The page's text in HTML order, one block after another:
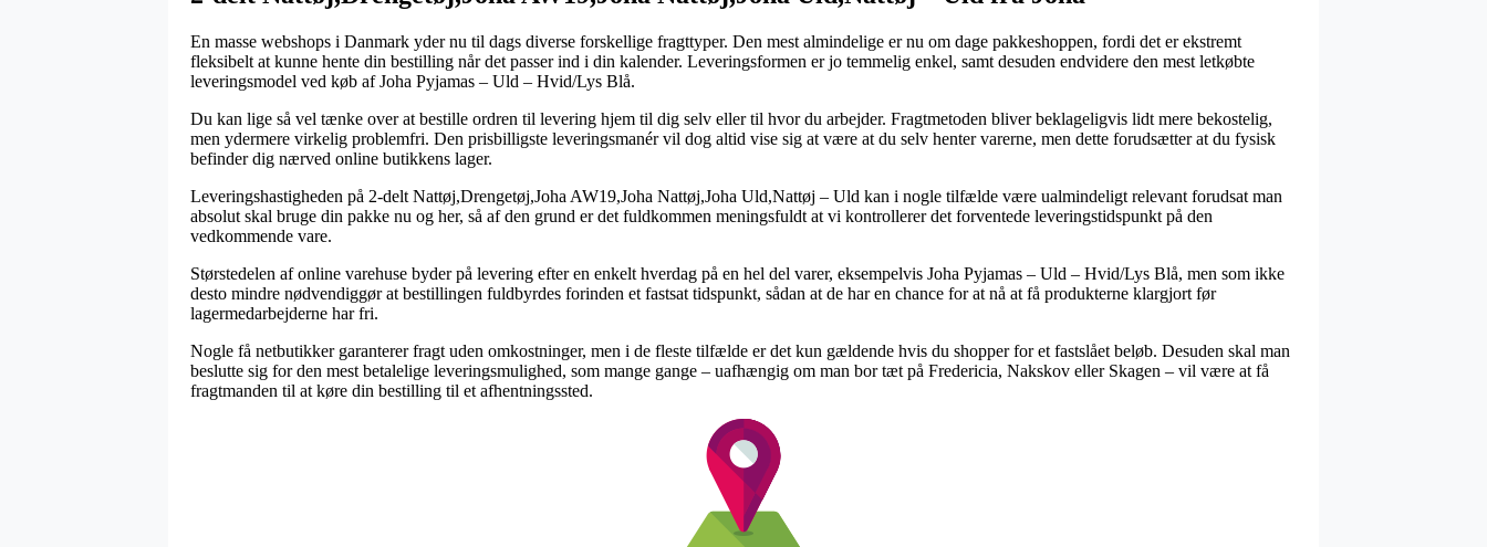
En masse webshops i Danmark yder nu til dags diverse forskellige fragttyper. Den mest almindelige er nu om dage pakkeshoppen, fordi det er ekstremt
fleksibelt at kunne hente din bestilling når det passer ind i din kalender. Leveringsformen er jo temmelig enkel, samt desuden endvidere den mest letkøbte
leveringsmodel ved køb af Joha Pyjamas – Uld – Hvid/Lys Blå.
Du kan lige så vel tænke over at bestille ordren til levering hjem til dig selv eller til hvor du arbejder. Fragtmetoden bliver beklageligvis lidt mere bekostelig,
men ydermere virkelig problemfri. Den prisbilligste leveringsmanér vil dog altid vise sig at være at du selv henter varerne, men dette forudsætter at du fysisk
befinder dig nærved online butikkens lager.
Leveringshastigheden på 2-delt Nattøj,Drengetøj,Joha AW19,Joha Nattøj,Joha Uld,Nattøj – Uld kan i nogle tilfælde være ualmindeligt relevant forudsat man
absolut skal bruge din pakke nu og her, så af den grund er det fuldkommen meningsfuldt at vi kontrollerer det forventede leveringstidspunkt på den
vedkommende vare.
Størstedelen af online varehuse byder på levering efter en enkelt hverdag på en hel del varer, eksempelvis Joha Pyjamas – Uld – Hvid/Lys Blå, men som ikke
desto mindre nødvendiggør at bestillingen fuldbyrdes forinden et fastsat tidspunkt, sådan at de har en chance for at nå at få produkterne klargjort før
lagermedarbejderne har fri.
Nogle få netbutikker garanterer fragt uden omkostninger, men i de fleste tilfælde er det kun gældende hvis du shopper for et fastslået beløb. Desuden skal man
beslutte sig for den mest betalelige leveringsmulighed, som mange gange – uafhængig om man bor tæt på Fredericia, Nakskov eller Skagen – vil være at få
fragtmanden til at køre din bestilling til et afhentningssted.